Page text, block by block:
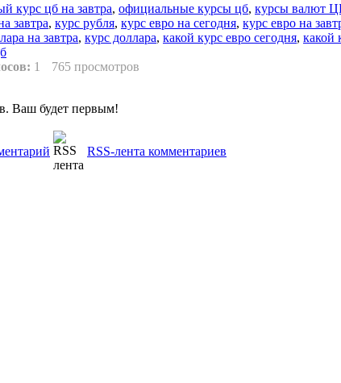
курс цб на завтра, официальные курсы цб, курсы валют
завтра, курс рубля, курс евро на сегодня, курс евро на
на завтра, курс доллара, какой курс евро сегодня, какой
1
765 просмотров
Ваш будет первым!
RSS-лента комментариев